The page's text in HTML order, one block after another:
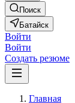
Поиск
Батайск
Войти
Войти
Создать резюме
Главная